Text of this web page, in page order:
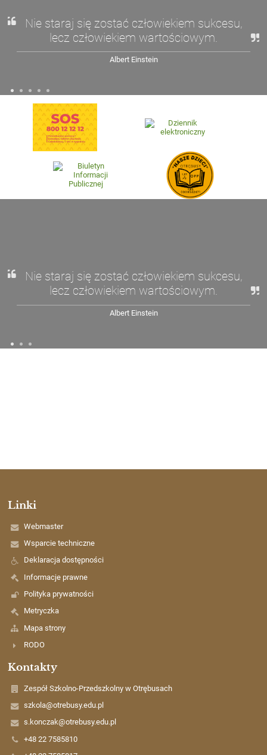
Nie staraj się zostać człowiekiem sukcesu,
lecz człowiekiem wartościowym.
Albert Einstein
Nie staraj się zostać człowiekiem sukcesu,
lecz człowiekiem wartościowym.
Albert Einstein
Linki
Webmaster
Wsparcie techniczne
Deklaracja dostępności
Informacje prawne
Polityka prywatności
Metryczka
Mapa strony
RODO
Kontakty
Zespół Szkolno-Przedszkolny w Otrębusach
szkola@otrebusy.edu.pl
s.konczak@otrebusy.edu.pl
+48 22 7585810